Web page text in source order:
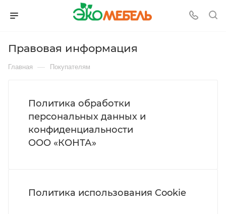
Правовая информация
Главная — Покупателям
Политика обработки
персональных данных и
конфиденциальности
ООО «КОНТА»
Политика использования Cookie